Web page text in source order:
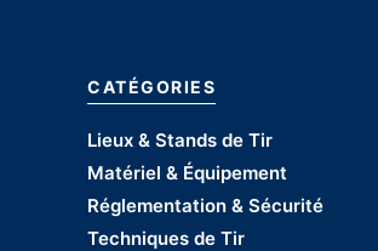
CATÉGORIES
Lieux & Stands de Tir
Matériel & Équipement
Réglementation & Sécurité
Techniques de Tir